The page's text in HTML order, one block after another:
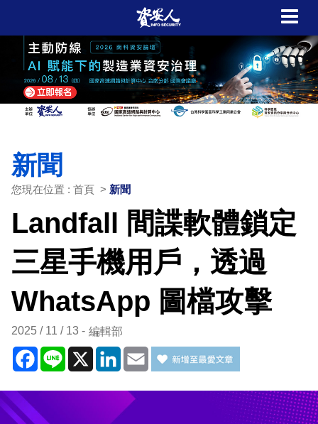
新聞
您現在位置 : 首頁 > 新聞
Landfall 間諜軟體鎖定
三星手機用戶，透過
WhatsApp 圖檔攻擊
2025 / 11 / 13 編輯部
Facebook
Line X LinkedIn
Email